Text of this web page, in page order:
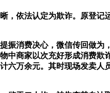
依法认定为欺诈。原登记
消费决心，微信传回做为
中商家以次充好形成消费
万余元。其时现场发卖